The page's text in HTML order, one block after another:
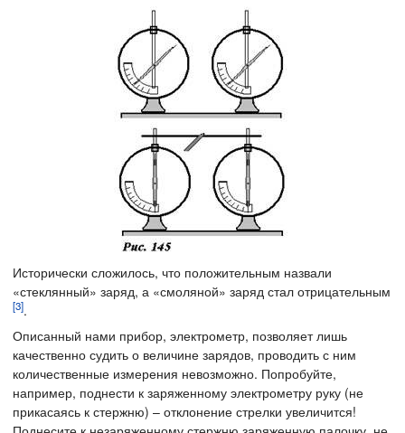
Исторически сложилось, что положительным назвали
«стеклянный» заряд, а «смоляной» заряд стал отрицательным
[3].
Описанный нами прибор, электрометр, позволяет лишь
качественно судить о величине зарядов, проводить с ним
количественные измерения невозможно. Попробуйте,
например, поднести к заряженному электрометру руку (не
прикасаясь к стержню) – отклонение стрелки увеличится!